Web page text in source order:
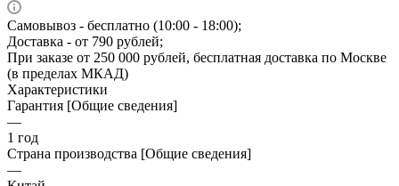
Самовывоз - бесплатно (10:00 - 18:00);
Доставка - от 790 рублей;
При заказе от 250 000 рублей, бесплатная доставка по Москве
(в пределах МКАД)
Характеристики
Гарантия [Общие сведения]
—
1 год
Страна производства [Общие сведения]
—